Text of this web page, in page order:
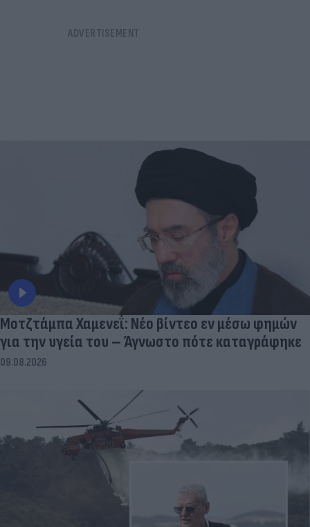
Μοτζτάμπα Χαμενεΐ: Νέο βίντεο εν μέσω φημών
για την υγεία του – Άγνωστο πότε καταγράφηκε
09.08.2026